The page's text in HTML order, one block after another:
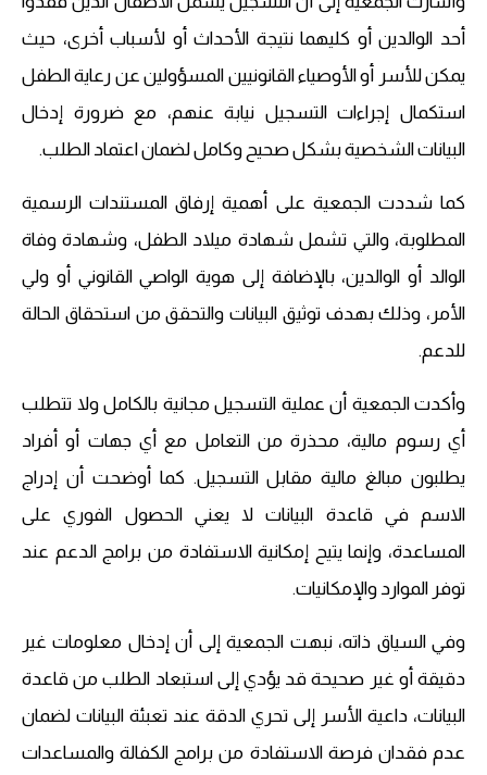
أحد الوالدين أو كليهما نتيجة الأحداث أو لأسباب أخرى، حيث
يمكن للأسر أو الأوصياء القانونيين المسؤولين عن رعاية الطفل
استكمال إجراءات التسجيل نيابة عنهم، مع ضرورة إدخال
البيانات الشخصية بشكل صحيح وكامل لضمان اعتماد الطلب.
كما شددت الجمعية على أهمية إرفاق المستندات الرسمية
المطلوبة، والتي تشمل شهادة ميلاد الطفل، وشهادة وفاة
الوالد أو الوالدين، بالإضافة إلى هوية الواصي القانوني أو ولي
الأمر، وذلك بهدف توثيق البيانات والتحقق من استحقاق الحالة
للدعم.
وأكدت الجمعية أن عملية التسجيل مجانية بالكامل ولا تتطلب
أي رسوم مالية، محذرة من التعامل مع أي جهات أو أفراد
يطلبون مبالغ مالية مقابل التسجيل. كما أوضحت أن إدراج
الاسم في قاعدة البيانات لا يعني الحصول الفوري على
المساعدة، وإنما يتيح إمكانية الاستفادة من برامج الدعم عند
توفر الموارد والإمكانيات.
وفي السياق ذاته، نبهت الجمعية إلى أن إدخال معلومات غير
دقيقة أو غير صحيحة قد يؤدي إلى استبعاد الطلب من قاعدة
البيانات، داعية الأسر إلى تحري الدقة عند تعبئة البيانات لضمان
عدم فقدان فرصة الاستفادة من برامج الكفالة والمساعدات